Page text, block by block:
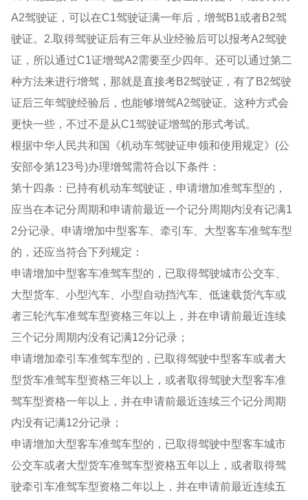
A2驾驶证，可以在C1驾驶证满一年后，增驾B1或者B2驾
驶证。2.取得驾驶证后有三年从业经验后可以报考A2驾驶
证，所以通过C1证增驾A2需要至少四年。还可以通过第二
种方法来进行增驾，那就是直接考B2驾驶证，有了B2驾驶
证后三年驾驶经验后，也能够增驾A2驾驶证。这种方式会
更快一些，不过不是从C1驾驶证增驾的形式考试。
根据中华人民共和国《机动车驾驶证申领和使用规定》(公
安部令第123号)办理增驾需符合以下条件：
第十四条：已持有机动车驾驶证，申请增加准驾车型的，
应当在本记分周期和申请前最近一个记分周期内没有记满1
2分记录。申请增加中型客车、牵引车、大型客车准驾车型
的，还应当符合下列规定：
申请增加中型客车准驾车型的，已取得驾驶城市公交车、
大型货车、小型汽车、小型自动挡汽车、低速载货汽车或
者三轮汽车准驾车型资格三年以上，并在申请前最近连续
三个记分周期内没有记满12分记录；
申请增加牵引车准驾车型的，已取得驾驶中型客车或者大
型货车准驾车型资格三年以上，或者取得驾驶大型客车准
驾车型资格一年以上，并在申请前最近连续三个记分周期
内没有记满12分记录；
申请增加大型客车准驾车型的，已取得驾驶中型客车城市
公交车或者大型货车准驾车型资格五年以上，或者取得驾
驶牵引车准驾车型资格二年以上，并在申请前最近连续五